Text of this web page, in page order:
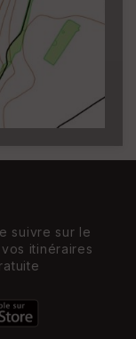
du niveau de
suivre sur le
itinéraires